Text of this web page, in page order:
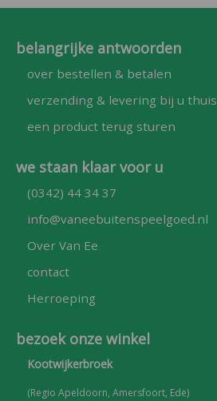
belangrijke antwoorden
over bestellen & betalen
verzending & levering bij u thuis
een product terug sturen
we staan klaar voor u
(0342) 44 34 37
info@vaneebuitenspeelgoed.nl
Over Van Ee
contact
Herroeping
bezoek onze winkel
Kootwijkerbroek
(Regio Apeldoorn, Amersfoort, Ede)